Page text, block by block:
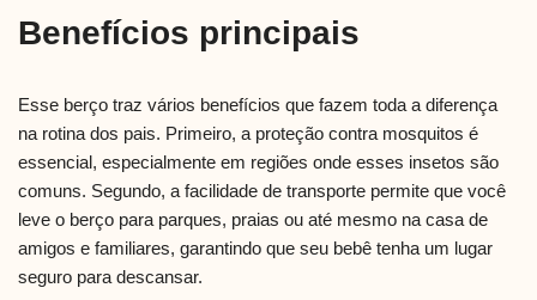
Benefícios principais
Esse berço traz vários benefícios que fazem toda a diferença
na rotina dos pais. Primeiro, a proteção contra mosquitos é
essencial, especialmente em regiões onde esses insetos são
comuns. Segundo, a facilidade de transporte permite que você
leve o berço para parques, praias ou até mesmo na casa de
amigos e familiares, garantindo que seu bebê tenha um lugar
seguro para descansar.